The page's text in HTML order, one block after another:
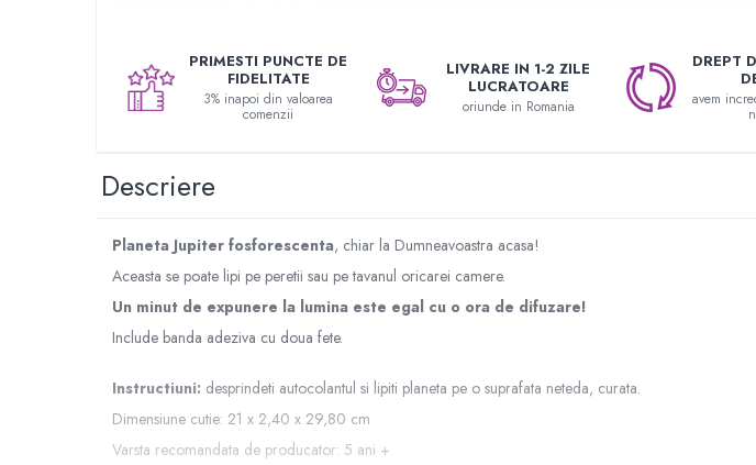
Costum Halloween Copii
Papusi si Bebelusi Reborn
Figurine cu animale domestice
Jucarii Montessori
Nevoi speciale si sindrom Down
Jucarii cu alfabet
Jucarii cu cifre
Seturi Numberblocks
Jucarii de motricitate
PRIMESTI PUNCTE DE
FIDELITATE
3% inapoi din valoarea
comenzii
LIVRARE IN 1-2 ZILE
LUCRATOARE
oriunde in Romania
DREPT
avem
Descriere
Planeta Jupiter fosforescenta, chiar la Dumneavoastra acasa!
Aceasta se poate lipi pe peretii sau pe tavanul oricarei camere.
Un minut de expunere la lumina este egal cu o ora de difuzare!
Include banda adeziva cu doua fete.
Instructiuni: desprindeti autocolantul si lipiti planeta pe o suprafata neteda, curata.
Dimensiune cutie: 21 x 2,40 x 29,80 cm
Varsta recomandata de producator: 5 ani +